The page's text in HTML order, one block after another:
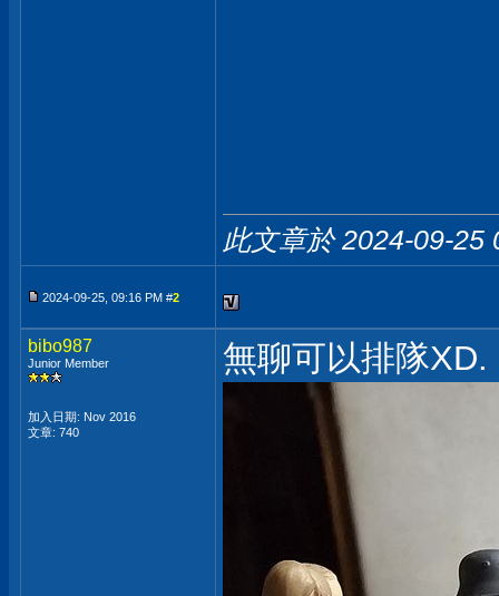
此文章於 2024-09-25
2024-09-25, 09:16 PM #2
bibo987
Junior Member
加入日期: Nov 2016
文章: 740
無聊可以排隊XD.